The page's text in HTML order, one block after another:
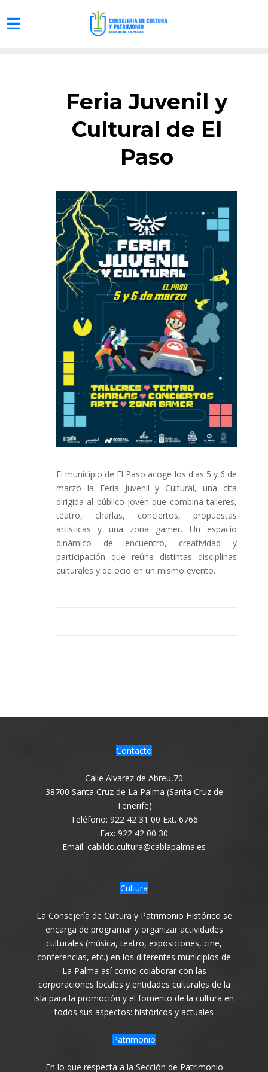
Feria Juvenil y
Cultural de El
Paso
El municipio de El Paso acoge los días 5 y 6 de
marzo la Feria Juvenil y Cultural, una cita
dirigida al público joven que combina talleres,
teatro, charlas, conciertos, propuestas
artísticas y una zona gamer. Un espacio
dinámico de encuentro, creatividad y
participación que reúne distintas disciplinas
culturales y de ocio en un mismo evento.
Contacto
Calle Alvarez de Abreu,70
38700 Santa Cruz de La Palma (Santa Cruz de
Tenerife)
Teléfono: 922 42 31 00 Ext. 6766
Fax: 922 42 00 30
Email: cabildo.cultura@cablapalma.es
Cultura
La Consejería de Cultura y Patrimonio Histórico se
encarga de programar y organizar actividades
culturales (música, teatro, exposiciones, cine,
conferencias, etc.) en los diferentes municipios de
La Palma así como colaborar con las
corporaciones locales y entidades culturales de la
isla para la promoción y el fomento de la cultura en
todos sus aspectos: históricos y actuales
Patrimonio
En lo que respecta a la Sección de Patrimonio